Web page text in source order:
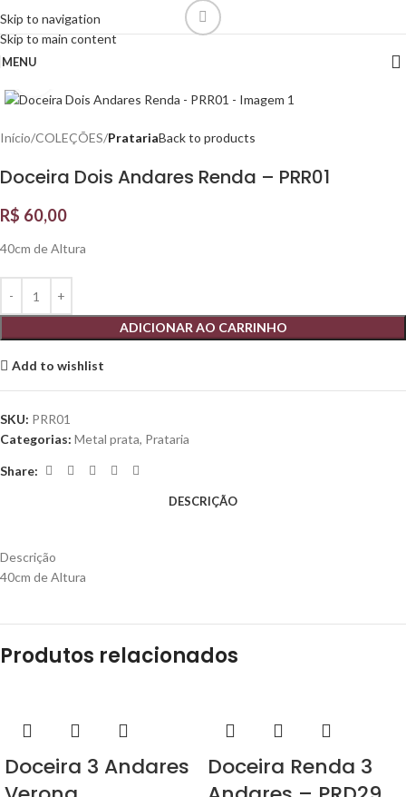
Skip to navigation
Skip to main content
MENU
Início COLEÇÕES PratariaBack to products
Doceira Dois Andares Renda – PRR01
R$ 60,00
40cm de Altura
ADICIONAR AO CARRINHO
Add to wishlist
SKU: PRR01
Categorias: Metal prata, Prataria
Share:
DESCRIÇÃO
Descrição
40cm de Altura
Produtos relacionados
Doceira 3 Andares
Doceira Renda 3